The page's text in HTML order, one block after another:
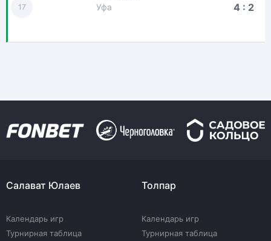
17
Уфа
4 : 2
Салават Юлаев
Календарь игр
Турнирная таблица
Толпар
Календарь игр
Турнирная таблица